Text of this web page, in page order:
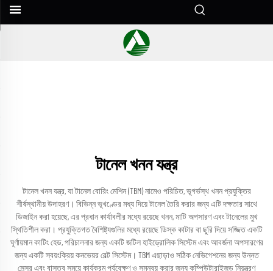
টানেল খনন যন্ত্র
টানেল খনন যন্ত্র, যা টানেল বোরিং মেশিন (TBM) নামেও পরিচিত, ভূগর্ভস্থ খনন প্রযুক্তির
শীর্ষস্থানীয় উদাহরণ। বিভিন্ন ভূখণ্ডের মধ্য দিয়ে টানেল তৈরি করার জন্য এটি দক্ষতার সাথে
ডিজাইন করা হয়েছে, এর প্রধান কার্যাবলীর মধ্যে রয়েছে খনন, মাটি অপসারণ এবং টানেলের মুখ
স্থিতিশীল করা। প্রযুক্তিগত বৈশিষ্ট্যগুলির মধ্যে রয়েছে ডিস্ক কাটার বা ছুরি দিয়ে সজ্জিত একটি
ঘূর্ণায়মান কাটিং হেড, পরিচালনার জন্য একটি জটিল হাইড্রোলিক সিস্টেম এবং আবর্জনা অপসারণের
জন্য একটি স্বয়ংক্রিয় কনভেয়র বেল্ট সিস্টেম। TBM এছাড়াও সঠিক নেভিগেশনের জন্য উন্নত
সেন্সর এবং বাস্তব সময়ে কার্যক্রম পর্যবেক্ষণ ও সমন্বয় করার জন্য কম্পিউটারাইজড নিয়ন্ত্রণ